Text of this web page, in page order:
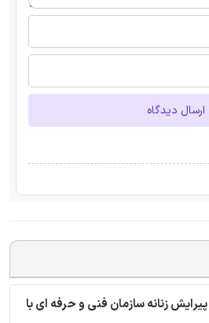
ارسال دیدگاه
زنانه سازمان فنی و حرفه ای با